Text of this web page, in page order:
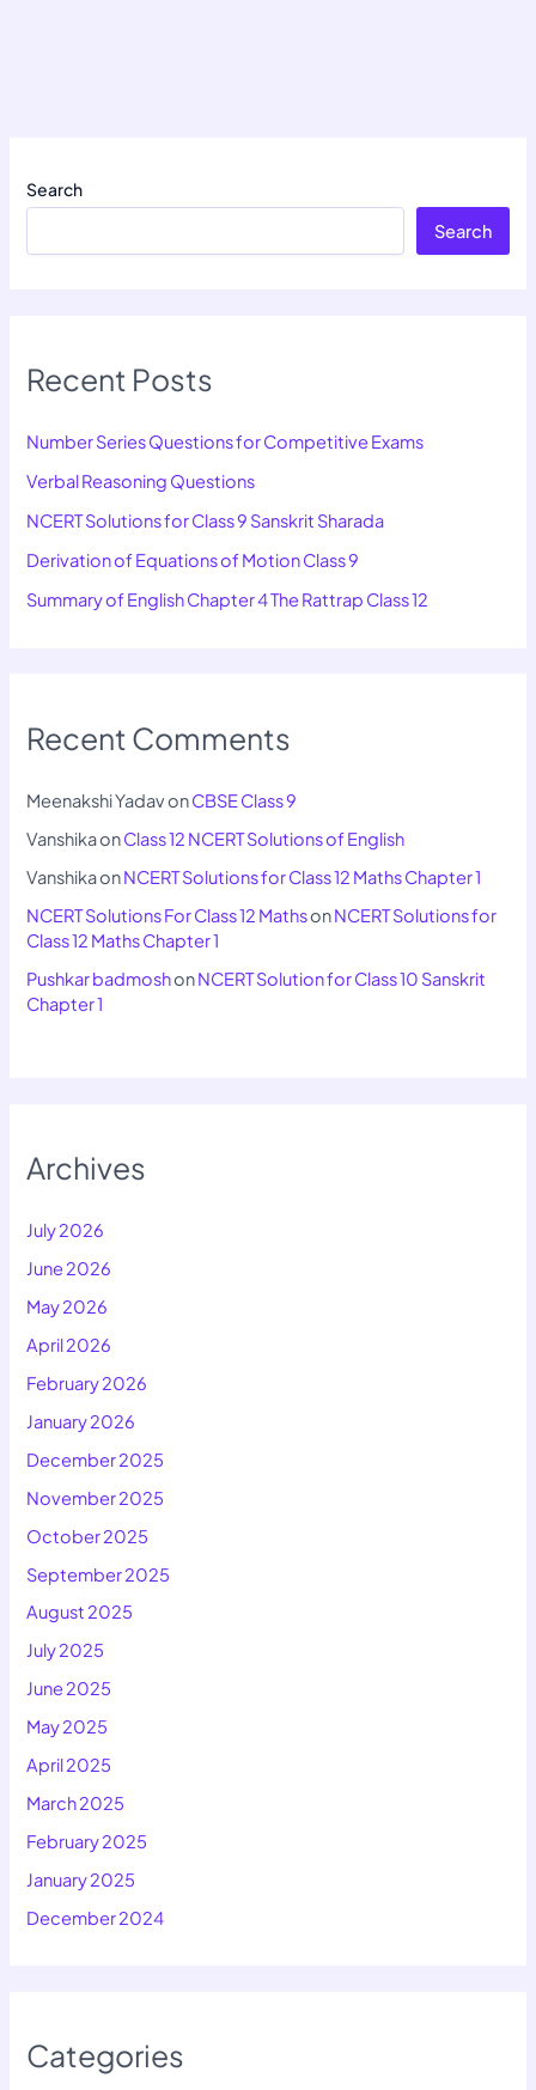
Search
Search
Recent Posts
Number Series Questions for Competitive Exams
Verbal Reasoning Questions
NCERT Solutions for Class 9 Sanskrit Sharada
Derivation of Equations of Motion Class 9
Summary of English Chapter 4 The Rattrap Class 12
Recent Comments
Meenakshi YadavonCBSE Class 9
VanshikaonClass 12 NCERT Solutions of English
VanshikaonNCERT Solutions for Class 12 Maths Chapter 1
NCERT Solutions For Class 12 MathsonNCERT Solutions for
Class 12 Maths Chapter 1
Pushkar badmoshonNCERT Solution for Class 10 Sanskrit
Chapter 1
Archives
July 2026
June 2026
May 2026
April 2026
February 2026
January 2026
December 2025
November 2025
October 2025
September 2025
August 2025
July 2025
June 2025
May 2025
April 2025
March 2025
February 2025
January 2025
December 2024
Categories